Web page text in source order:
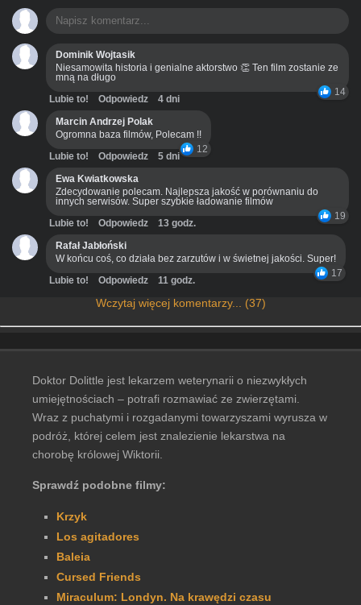
Dominik Wojtasik
Niesamowita historia i genialne aktorstwo 👏 Ten film zostanie ze
mną na długo
14
Lubie to! Odpowiedz
4 dni
Marcin Andrzej Polak
Ogromna baza filmów, Polecam !!
12
Lubie to! Odpowiedz
5 dni
Ewa Kwiatkowska
Zdecydowanie polecam. Najlepsza jakość w porównaniu do
innych serwisów. Super szybkie ładowanie filmów
19
Lubie to! Odpowiedz
13 godz.
Rafał Jabłoński
W końcu coś, co działa bez zarzutów i w świetnej jakości. Super!
17
Lubie to! Odpowiedz 11 godz.
Wczytaj więcej komentarzy... (37)
Doktor Dolittle jest lekarzem weterynarii o niezwykłych
umiejętnościach – potrafi rozmawiać ze zwierzętami.
Wraz z puchatymi i rozgadanymi towarzyszami wyrusza w
podróż, której celem jest znalezienie lekarstwa na
chorobę królowej Wiktorii.
Sprawdź podobne filmy:
Krzyk
Los agitadores
Baleia
Cursed Friends
Miraculum: Londyn. Na krawędzi czasu